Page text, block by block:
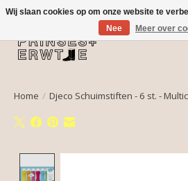
Home / Djeco Schuimstiften - 6 st. -
Wij slaan cookies op om onze website te
Nee
Meer over